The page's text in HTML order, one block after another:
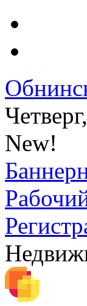
New!